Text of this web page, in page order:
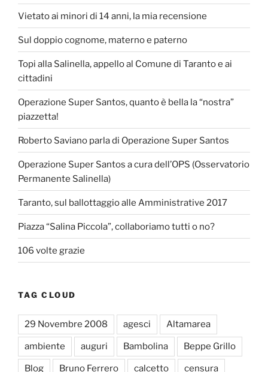
Vietato ai minori di 14 anni, la mia recensione
Sul doppio cognome, materno e paterno
Topi alla Salinella, appello al Comune di Taranto e ai
cittadini
Operazione Super Santos, quanto è bella la “nostra”
piazzetta!
Roberto Saviano parla di Operazione Super Santos
Operazione Super Santos a cura dell’OPS (Osservatorio
Permanente Salinella)
Taranto, sul ballottaggio alle Amministrative 2017
Piazza “Salina Piccola”, collaboriamo tutti o no?
106 volte grazie
TAG CLOUD
29 Novembre 2008 agesci Altamarea
ambiente auguri Bambolina Beppe Grillo
Blog Bruno Ferrero calcetto censura